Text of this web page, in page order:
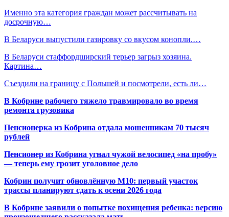
Именно эта категория граждан может рассчитывать на
досрочную…
В Беларуси выпустили газировку со вкусом конопли.…
В Беларуси стаффордширский терьер загрыз хозяина.
Картина…
Съездили на границу с Польшей и посмотрели, есть ли…
В Кобрине рабочего тяжело травмировало во время
ремонта грузовика
Пенсионерка из Кобрина отдала мошенникам 70 тысяч
рублей
Пенсионер из Кобрина угнал чужой велосипед «на пробу»
— теперь ему грозит уголовное дело
Кобрин получит обновлённую М10: первый участок
трассы планируют сдать к осени 2026 года
В Кобрине заявили о попытке похищения ребенка: версию